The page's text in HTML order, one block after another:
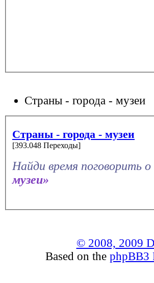
Страны - города - музеи
Страны - города - музеи
[393.048 Переходы]
Найди время поговорить о
музеи»
© 2008, 2009
Based on the phpBB3